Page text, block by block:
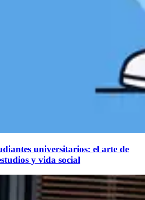
universitarios: el arte de
y vida social